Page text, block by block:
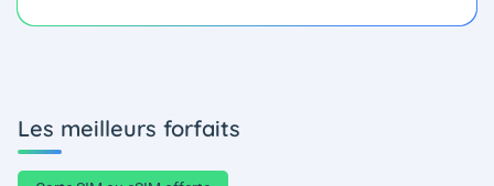
Les meilleurs forfaits